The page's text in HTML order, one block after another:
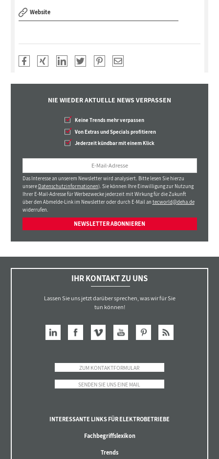
Website
NIE WIEDER AKTUELLE NEWS VERPASSEN
Keine Trends mehr verpassen
Von Extras und Specials profitieren
Jederzeit kündbar mit einem Klick
Das Interesse an unserem Newsletter wird analysiert. Bitte lesen Sie hierzu
unsere Datenschutzinformationen). Sie können Ihre Einwilligung zur Nutzung
Ihrer E-Mail-Adresse für Werbezwecke jederzeit mit Wirkung für die Zukunft
über den Abmelde-Link im Newsletter oder durch E-Mail an tecworld@deha.de
widerrufen.
NEWSLETTER ABONNIEREN
IHR KONTAKT ZU UNS
Lassen Sie uns jetzt darüber sprechen, was wir für Sie
tun können!
ZUM KONTAKTFORMULAR
SENDEN SIE UNS EINE MAIL
INTERESSANTE LINKS FÜR ELEKTROBETRIEBE
Fachbegriffslexikon
Trends